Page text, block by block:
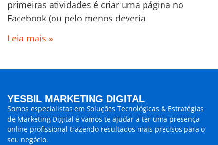
primeiras atividades é criar uma página no
Facebook (ou pelo menos deveria
Leia mais »
YESBIL MARKETING DIGITAL
Somos especialistas em Soluções Tecnológicas & Estratégias
de Marketing Digital e vamos te ajudar a ter uma presença
online profissional trazendo resultados mais precisos para o
seu negócio.